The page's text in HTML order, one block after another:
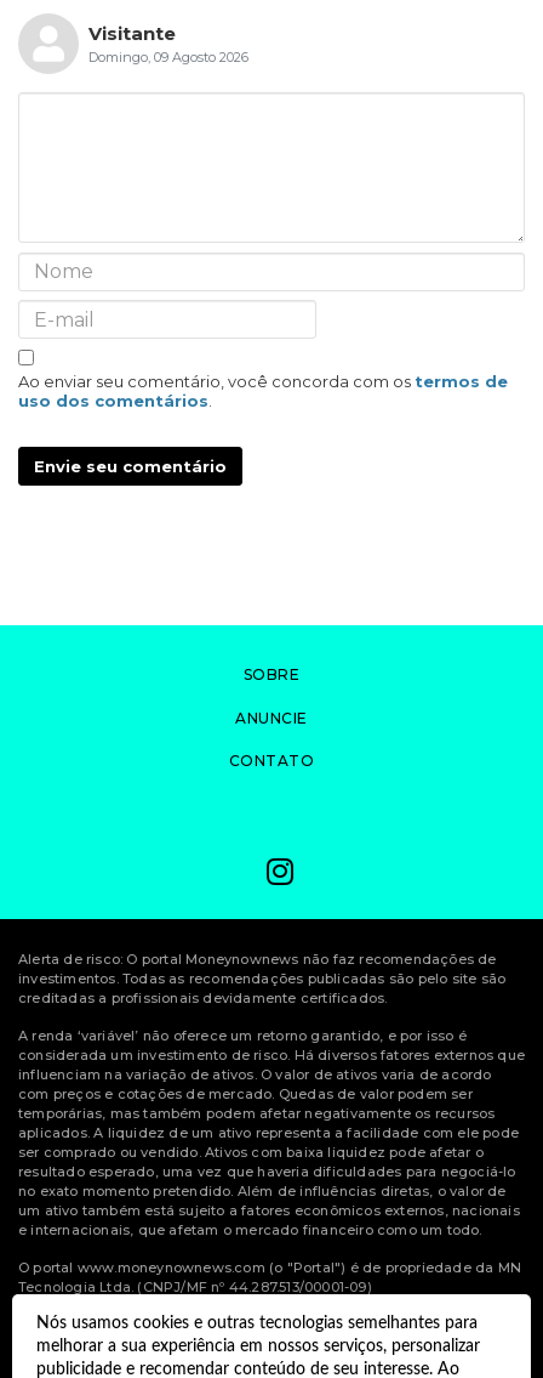
Nós usamos cookies e outras tecnologias semelhantes para
melhorar a sua experiência em nossos serviços, personalizar
publicidade e recomendar conteúdo de seu interesse. Ao
Visitante
Domingo, 09 Agosto 2026
Ao enviar seu comentário, você concorda com os termos de
uso dos comentários
Envie seu comentário
SOBRE
ANUNCIE
CONTATO
Alerta de risco: O portal Moneynownews não faz recomendações de
investimentos. Todas as recomendações publicadas são pelo site são
creditadas a profissionais devidamente certificados.
A renda ‘variável’ não oferece um retorno garantido, e por isso é
considerada um investimento de risco. Há diversos fatores externos que
influenciam na variação de ativos. O valor de ativos varia de acordo
com preços e cotações de mercado. Quedas de valor podem ser
temporárias, mas também podem afetar negativamente os recursos
aplicados. A liquidez de um ativo representa a facilidade com ele pode
ser comprado ou vendido. Ativos com baixa liquidez pode afetar o
resultado esperado, uma vez que haveria dificuldades para negociá-lo
no exato momento pretendido. Além de influências diretas, o valor de
um ativo também está sujeito a fatores econômicos externos, nacionais
e internacionais, que afetam o mercado financeiro como um todo.
O portal www.moneynownews.com (o "Portal") é de propriedade da MN
Tecnologia Ltda. (CNPJ/MF nº 44.287.513/00001-09)
© Copyright 2022 Money Now News.
Todos os direitos reservados.